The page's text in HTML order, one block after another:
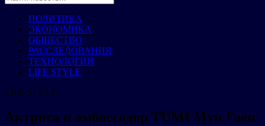
ПОЛИТИКА
ЭКОНОМИКА
ОБЩЕСТВО
РАССЛЕДОВАНИЯ
ТЕХНОЛОГИИ
LIFE STYLE
LIFE STYLE
Актриса и амбассадор TUMI Мун Гаён